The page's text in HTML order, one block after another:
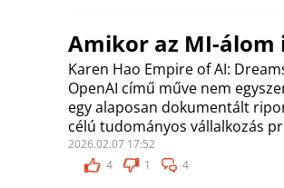
Amikor az MI-
Karen Hao Empire of AI:
OpenAI című műve nem
egy alaposan dokumentált
célú tudományos vállalkozás
2026.02.07 17:52
4
1 4